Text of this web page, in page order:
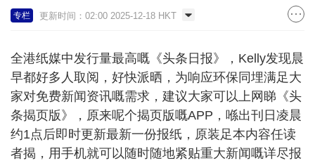
专栏 更新时间：02:00 2025-12-18 HKT
全港纸媒中发行量最高嘅《头条日报》，Kelly发现晨
早都好多人取阅，好快派晒，为响应环保同埋满足大
家对免费新闻资讯嘅需求，建议大家可以上网睇《头
条揭页版》，原来呢个揭页版嘅APP，喺出刊日凌晨
约1点后即时更新最新一份报纸，原装足本内容任读
者揭，用手机就可以随时随地紧贴重大新闻嘅详尽报